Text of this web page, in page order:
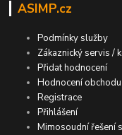
ASIMP.cz
Podmínky služby
Zákaznický servis /
Přidat hodnocení
Hodnocení obchodu
Registrace
Přihlášení
Mimosoudní řešení